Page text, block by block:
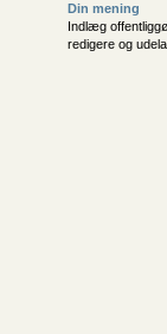
Din mening
Indlæg
redigere og